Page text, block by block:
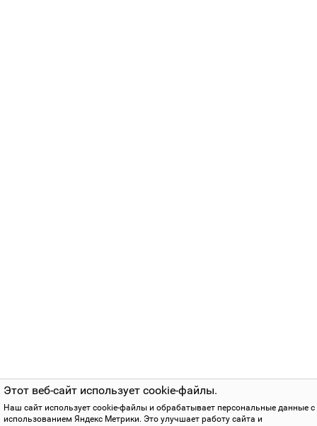
Этот веб-сайт использует cookie-файлы.
Наш сайт использует cookie-файлы и обрабатывает персональные данные с
использованием Яндекс Метрики. Это улучшает работу сайта и